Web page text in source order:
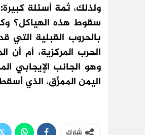
ولذلك، ثمة أسئلة
سقوط هذه الهياكل؟
بالحروب القبلية التي
الحرب المركزية، أم
وهو الجانب الإيجابي
اليمن الممزّق، الذي